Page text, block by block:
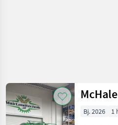
Bj. 2026 1